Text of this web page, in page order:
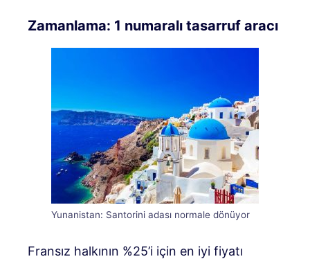
Zamanlama: 1 numaralı tasarruf aracı
Yunanistan: Santorini adası normale dönüyor
Fransız halkının %25’i için en iyi fiyatı